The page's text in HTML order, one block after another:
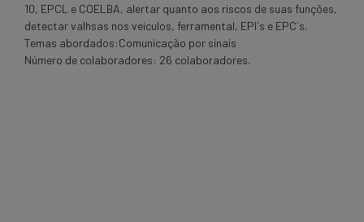
10, EPCL e COELBA, alertar quanto aos riscos de suas funções,
detectar valhsas nos veiculos, ferramental, EPI´s e EPC´s.
Temas abordados:Comunicação por sinais
Número de colaboradores: 26 colaboradores.